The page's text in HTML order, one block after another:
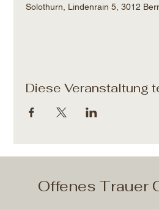
Solothurn, Lindenrain 5, 3012
Diese Veranstaltung
Offenes Trauer